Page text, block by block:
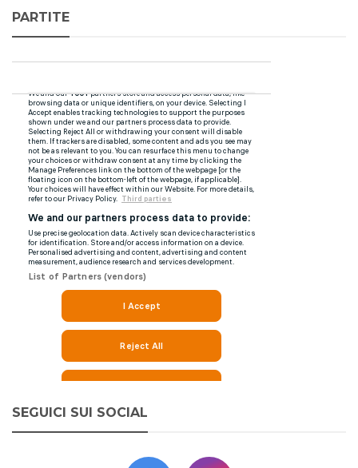
PARTITE
SEGUICI SUI SOCIAL